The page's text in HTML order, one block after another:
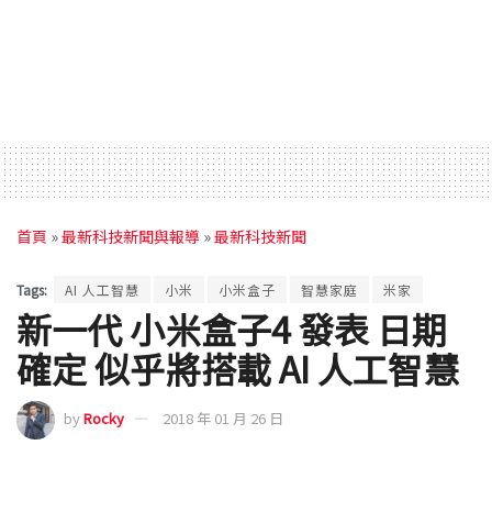
首頁 »最新科技新聞與報導 »最新科技新聞
Tags: AI 人工智慧 小米 小米盒子 智慧家庭 米家
新一代 小米盒子4 發表 日期
確定 似乎將搭載 AI 人工智慧
byRocky 2018 年 01 月 26 日